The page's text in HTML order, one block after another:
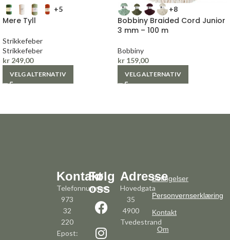
+5
Mere Tyll
Strikkefeber
Strikkefeber
kr 249,00
VELG ALTERNATIV
+8
Bobbiny Braided Cord Junior
3 mm – 100 m
Bobbiny
kr 159,00
VELG ALTERNATIV
Kontakt
Telefonnummer:
973
32
220
Epost:
Følg
oss
Adresse
Hovedgata
35
4900
Tvedestrand
Betingelser
Personvernserklæring
Kontakt
Om